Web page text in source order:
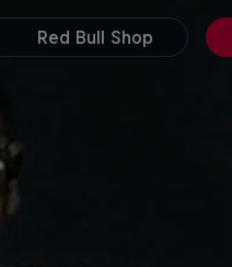
Red Bull Shop